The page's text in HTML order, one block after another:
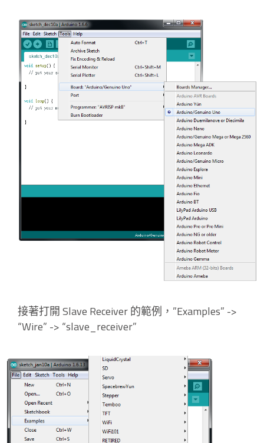
接著打開 Slave Receiver 的範例，”Examples” ->
“Wire” -> “slave_receiver”